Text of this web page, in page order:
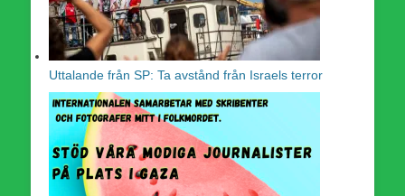
Uttalande från SP: Ta avstånd från Israels terror